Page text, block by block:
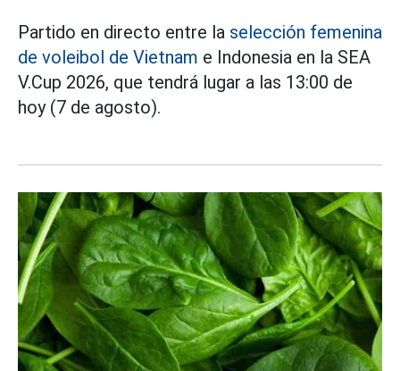
Partido en directo entre la selección femenina
de voleibol de Vietnam e Indonesia en la SEA
V.Cup 2026, que tendrá lugar a las 13:00 de
hoy (7 de agosto).